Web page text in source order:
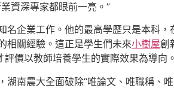
資深專家都眼前一亮。”
名企業工作。他的最高學歷只是本科
相關經驗。這正是學生們未來小樹屋創
評價以教師培養學生的實際效果為導向
湖南農大全面破除“唯論文、唯職稱、